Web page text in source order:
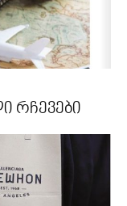
რჩევები